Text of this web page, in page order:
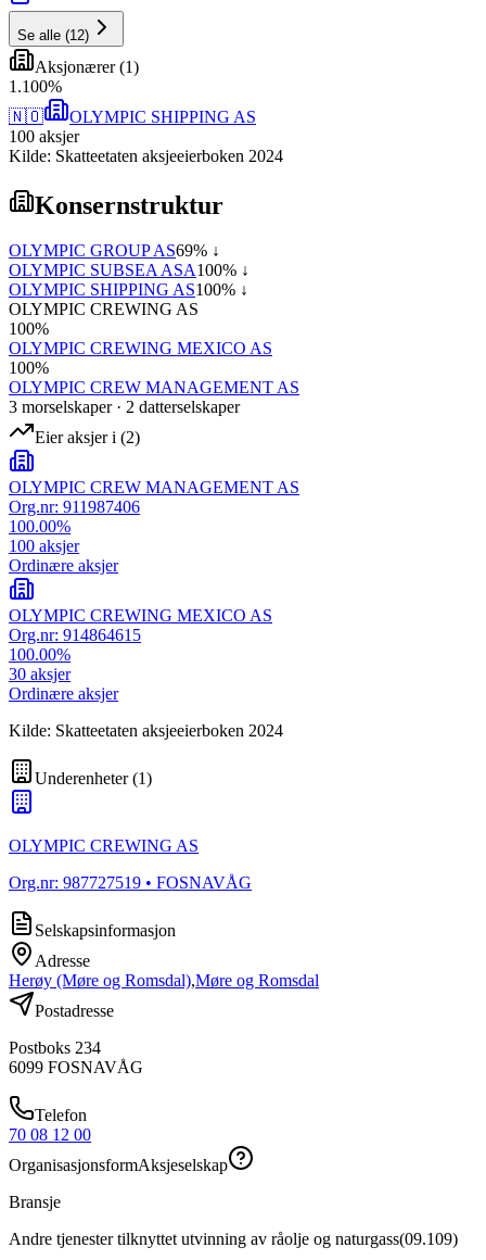
Se alle (12)
Aksjonærer(1)
1 .100%
🇳🇴
OLYMPIC SHIPPING AS
100 aksjer
Kilde: Skatteetaten aksjeeierboken 2024
Konsernstruktur
OLYMPIC GROUP AS69% ↓
OLYMPIC SUBSEA ASA100% ↓
OLYMPIC SHIPPING AS100% ↓
OLYMPIC CREWING AS
100%
OLYMPIC CREWING MEXICO AS
100%
OLYMPIC CREW MANAGEMENT AS
3 morselskaper· 2 datterselskaper
Eier aksjer i (2)
OLYMPIC CREW MANAGEMENT AS
Org.nr: 911987406
100.00%
100 aksjer
Ordinære aksjer
OLYMPIC CREWING MEXICO AS
Org.nr: 914864615
100.00%
30 aksjer
Ordinære aksjer
Kilde: Skatteetaten aksjeeierboken 2024
Underenheter(1)
OLYMPIC CREWING AS
Org.nr: 987727519 • FOSNAVÅG
Selskapsinformasjon
Adresse
Herøy (Møre og Romsdal),Møre og Romsdal
Postadresse
Postboks 234
6099 FOSNAVÅG
Telefon
70 08 12 00
OrganisasjonsformAksjeselskap
Bransje
Andre tjenester tilknyttet utvinning av råolje og naturgass(09.109)